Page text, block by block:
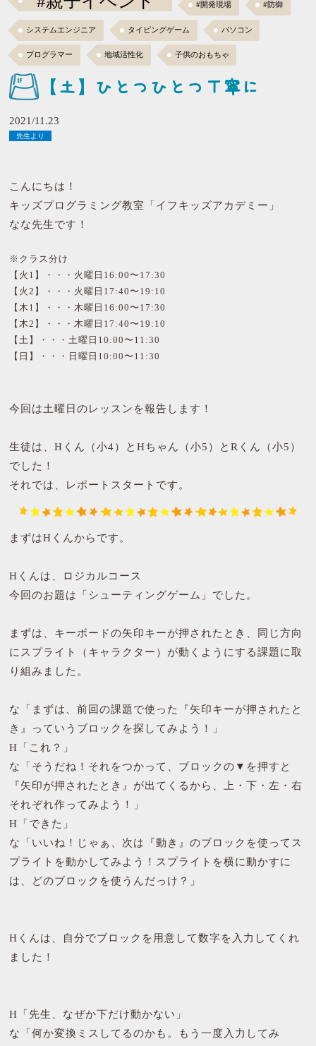
#開発現場 #防御
システムエンジニア タイピングゲーム パソコン
プログラマー 地域活性化 子供のおもちゃ
【土】ひとつひとつ丁寧に
2021/11.23
先生より
こんにちは！
キッズプログラミング教室「イフキッズアカデミー」
なな先生です！
※クラス分け
【火1】・・・火曜日16:00〜17:30
【火2】・・・火曜日17:40〜19:10
【木1】・・・木曜日16:00〜17:30
【木2】・・・木曜日17:40〜19:10
【土】・・・土曜日10:00〜11:30
【日】・・・日曜日10:00〜11:30
今回は土曜日のレッスンを報告します！
生徒は、Hくん（小4）とHちゃん（小5）とRくん（小5）
でした！
それでは、レポートスタートです。
まずはHくんからです。
Hくんは、ロジカルコース
今回のお題は「シューティングゲーム」でした。
まずは、キーボードの矢印キーが押されたとき、同じ方向
にスプライト（キャラクター）が動くようにする課題に取
り組みました。
な「まずは、前回の課題で使った『矢印キーが押されたと
き』っていうブロックを探してみよう！」
H「これ？」
な「そうだね！それをつかって、ブロックの▼を押すと
『矢印が押されたとき』が出てくるから、上・下・左・右
それぞれ作ってみよう！」
H「できた」
な「いいね！じゃぁ、次は『動き』のブロックを使ってス
プライトを動かしてみよう！スプライトを横に動かすに
は、どのブロックを使うんだっけ？」
Hくんは、自分でブロックを用意して数字を入力してくれ
ました！
H「先生、なぜか下だけ動かない」
な「何か変換ミスしてるのかも。もう一度入力してみ